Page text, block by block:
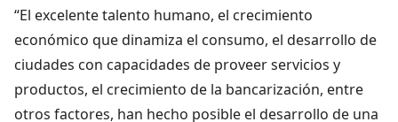
“El excelente talento humano, el crecimiento
económico que dinamiza el consumo, el desarrollo de
ciudades con capacidades de proveer servicios y
productos, el crecimiento de la bancarización, entre
otros factores, han hecho posible el desarrollo de una